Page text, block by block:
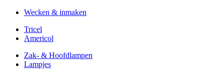
Wecken & inmaken
Tricel
Americol
Zak- & Hoofdlampen
Lampjes